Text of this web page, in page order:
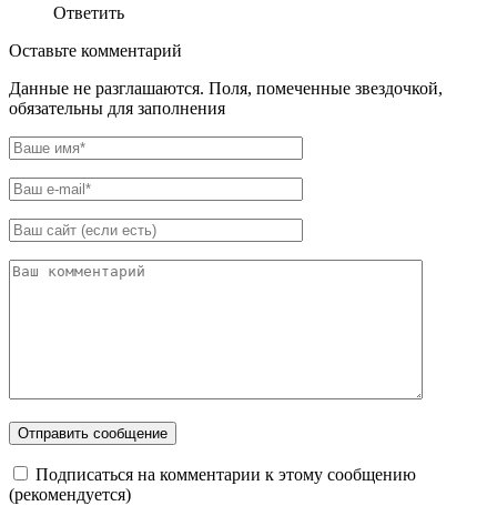
Ответить
Оставьте комментарий
Данные не разглашаются. Поля, помеченные звездочкой,
обязательны для заполнения
Подписаться на комментарии к этому сообщению
(рекомендуется)